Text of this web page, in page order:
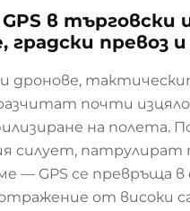
в търговски
градски превоз
дронове,
почти изцяло
на полета.
силует, патрулират
— GPS се превръща
от високи